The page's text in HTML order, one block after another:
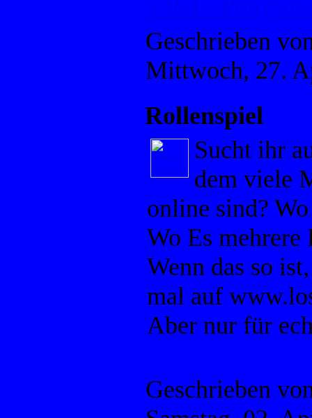
Geschrieben
Mittwoch, 27.
Rollenspiel
Sucht ihr
dem viele
online sind?
Wo Es mehrere
Wenn das so
mal auf
Aber nur für
Geschrieben